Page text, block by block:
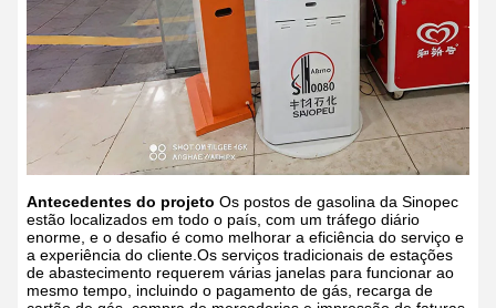
Antecedentes do projeto Os postos de gasolina da Sinopec
estão localizados em todo o país, com um tráfego diário
enorme, e o desafio é como melhorar a eficiência do serviço e
a experiência do cliente.Os serviços tradicionais de estações
de abastecimento requerem várias janelas para funcionar ao
mesmo tempo, incluindo o pagamento de gás, recarga de